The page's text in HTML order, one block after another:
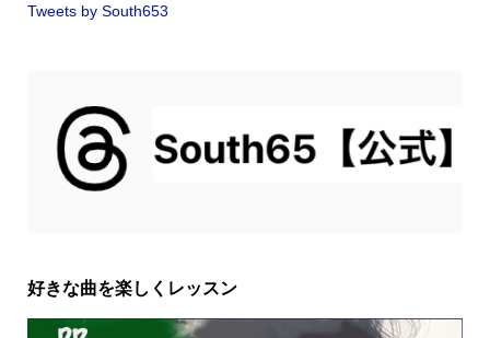
Tweets by South653
好きな曲を楽しくレッスン